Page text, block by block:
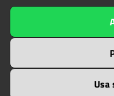
The contents of this
protette delle
Attribution-
Usa